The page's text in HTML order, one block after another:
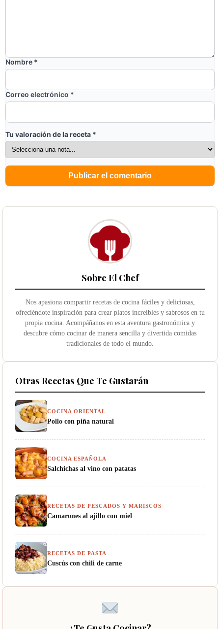
Nombre *
Correo electrónico *
Tu valoración de la receta *
Sobre El Chef
Nos apasiona compartir recetas de cocina fáciles y deliciosas,
ofreciéndote inspiración para crear platos increíbles y sabrosos en tu
propia cocina. Acompáñanos en esta aventura gastronómica y
descubre cómo cocinar de manera sencilla y divertida comidas
tradicionales de todo el mundo.
Otras Recetas Que Te Gustarán
COCINA ORIENTAL
Pollo con piña natural
COCINA ESPAÑOLA
Salchichas al vino con patatas
RECETAS DE PESCADOS Y MARISCOS
Camarones al ajillo con miel
RECETAS DE PASTA
Cuscús con chili de carne